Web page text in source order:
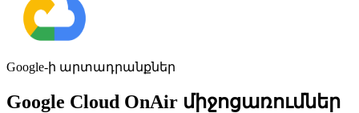
Google-ի արտադրանքներ
Google Cloud OnAir միջոցառումներ